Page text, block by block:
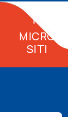
15
MICRO
SITI